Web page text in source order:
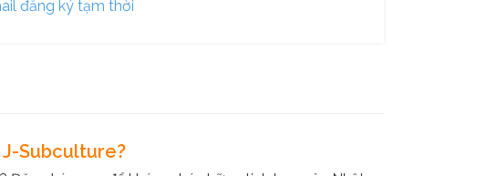
đăng ký tạm thời
Subculture?